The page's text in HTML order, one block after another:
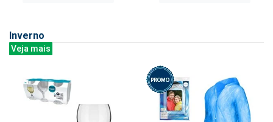
Inverno
Veja mais